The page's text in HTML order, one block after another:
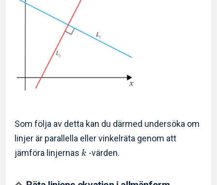
Som följa av detta kan du därmed undersöka om
linjer är parallella eller vinkelräta genom att
jämföra linjernas k -värden.